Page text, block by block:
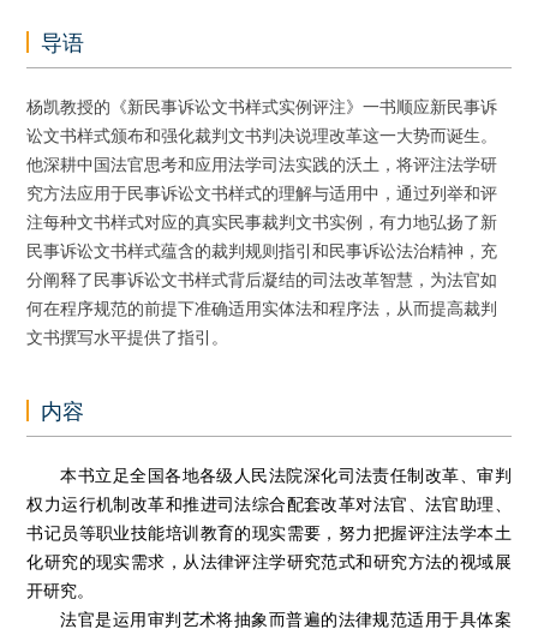
导语
杨凯教授的《新民事诉讼文书样式实例评注》一书顺应新民事诉
讼文书样式颁布和强化裁判文书判决说理改革这一大势而诞生。
他深耕中国法官思考和应用法学司法实践的沃土，将评注法学研
究方法应用于民事诉讼文书样式的理解与适用中，通过列举和评
注每种文书样式对应的真实民事裁判文书实例，有力地弘扬了新
民事诉讼文书样式蕴含的裁判规则指引和民事诉讼法治精神，充
分阐释了民事诉讼文书样式背后凝结的司法改革智慧，为法官如
何在程序规范的前提下准确适用实体法和程序法，从而提高裁判
文书撰写水平提供了指引。
内容
本书立足全国各地各级人民法院深化司法责任制改革、审判
权力运行机制改革和推进司法综合配套改革对法官、法官助理、
书记员等职业技能培训教育的现实需要，努力把握评注法学本土
化研究的现实需求，从法律评注学研究范式和研究方法的视域展
开研究。
法官是运用审判艺术将抽象而普遍的法律规范适用于具体案